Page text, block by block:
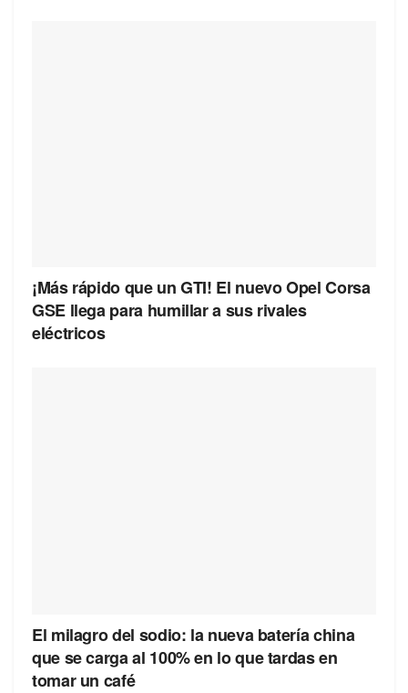
¡Más rápido que un GTI! El nuevo Opel Corsa
GSE llega para humillar a sus rivales
eléctricos
El milagro del sodio: la nueva batería china
que se carga al 100% en lo que tardas en
tomar un café